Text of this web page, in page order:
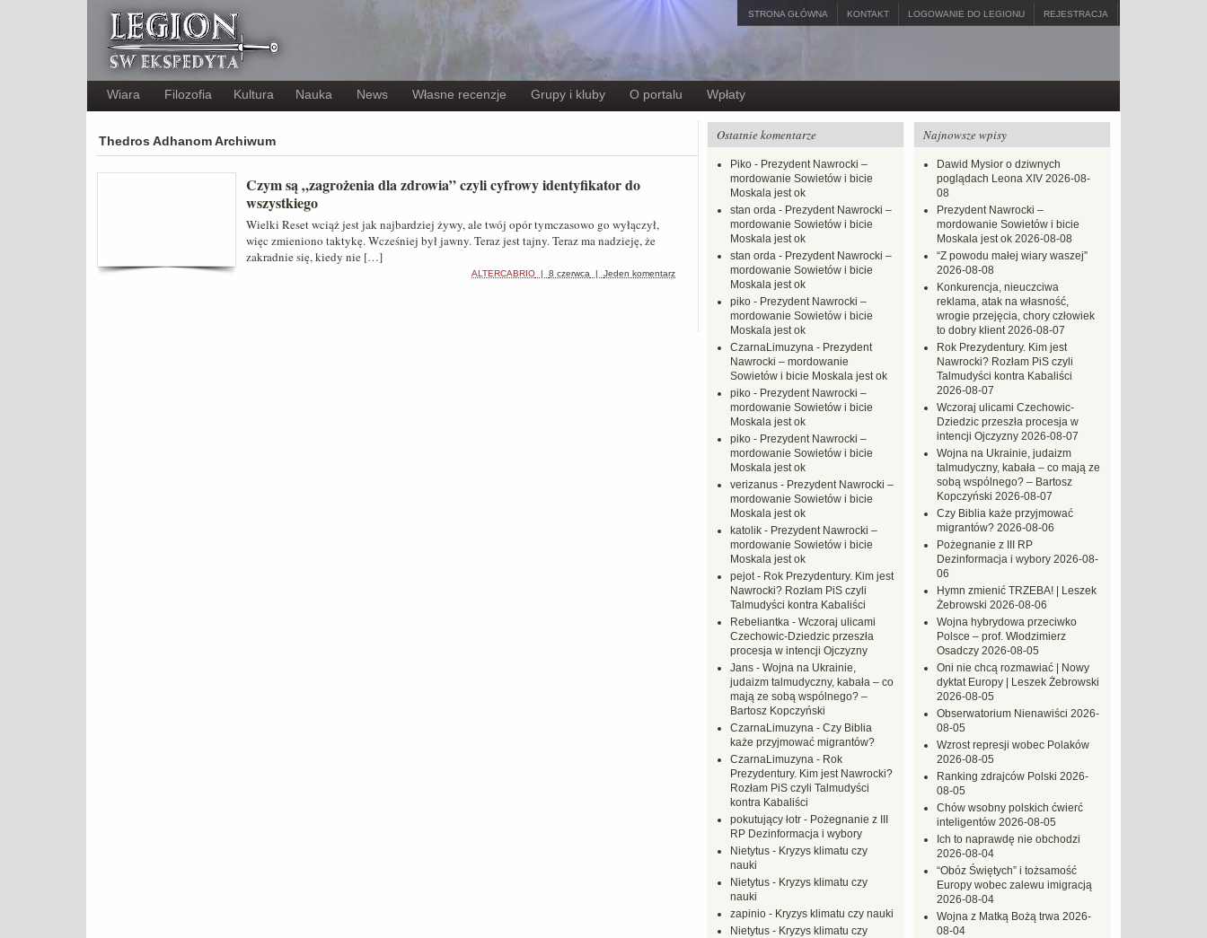
STRONA GŁÓWNA KONTAKT LOGOWANIE DO LEGIONU REJESTRACJA
Wiara Filozofia Kultura Nauka News Własne recenzje Grupy i kluby O portalu Wpłaty
Thedros Adhanom Archiwum
Czym są „zagrożenia dla zdrowia” czyli cyfrowy identyfikator do
wszystkiego
Wielki Reset wciąż jest jak najbardziej żywy, ale twój opór tymczasowo go wyłączył,
więc zmieniono taktykę. Wcześniej był jawny. Teraz jest tajny. Teraz ma nadzieję, że
zakradnie się, kiedy nie […]
ALTERCABRIO | 8 czerwca | Jeden komentarz
Najnowsze wpisy
Dawid Mysior o dziwnych
poglądach Leona XIV 2026-08-
08
Prezydent Nawrocki –
mordowanie Sowietów i bicie
Moskala jest ok 2026-08-08
“Z powodu małej wiary waszej”
2026-08-08
Konkurencja, nieuczciwa
reklama, atak na własność,
wrogie przejęcia, chory człowiek
to dobry klient 2026-08-07
Rok Prezydentury. Kim jest
Nawrocki? Rozłam PiS czyli
Talmudyści kontra Kabaliści
2026-08-07
Wczoraj ulicami Czechowic-
Dziedzic przeszła procesja w
intencji Ojczyzny 2026-08-07
Wojna na Ukrainie, judaizm
talmudyczny, kabała – co mają ze
sobą wspólnego? – Bartosz
Kopczyński 2026-08-07
Czy Biblia każe przyjmować
migrantów? 2026-08-06
Pożegnanie z III RP
Dezinformacja i wybory 2026-08-
06
Hymn zmienić TRZEBA! | Leszek
Żebrowski 2026-08-06
Wojna hybrydowa przeciwko
Polsce – prof. Włodzimierz
Osadczy 2026-08-05
Oni nie chcą rozmawiać | Nowy
dyktat Europy | Leszek Żebrowski
2026-08-05
Obserwatorium Nienawiści 2026-
08-05
Wzrost represji wobec Polaków
2026-08-05
Ranking zdrajców Polski 2026-
08-05
Chów wsobny polskich ćwierć
inteligentów 2026-08-05
Ich to naprawdę nie obchodzi
2026-08-04
“Obóz Świętych” i tożsamość
Europy wobec zalewu imigracją
2026-08-04
Wojna z Matką Bożą trwa 2026-
08-04
Ostatnie komentarze
Piko - Prezydent Nawrocki –
mordowanie Sowietów i bicie
Moskala jest ok
stan orda - Prezydent Nawrocki –
mordowanie Sowietów i bicie
Moskala jest ok
stan orda - Prezydent Nawrocki –
mordowanie Sowietów i bicie
Moskala jest ok
piko - Prezydent Nawrocki –
mordowanie Sowietów i bicie
Moskala jest ok
CzarnaLimuzyna - Prezydent
Nawrocki – mordowanie
Sowietów i bicie Moskala jest ok
piko - Prezydent Nawrocki –
mordowanie Sowietów i bicie
Moskala jest ok
piko - Prezydent Nawrocki –
mordowanie Sowietów i bicie
Moskala jest ok
verizanus - Prezydent Nawrocki –
mordowanie Sowietów i bicie
Moskala jest ok
katolik - Prezydent Nawrocki –
mordowanie Sowietów i bicie
Moskala jest ok
pejot- Rok Prezydentury. Kim jest
Nawrocki? Rozłam PiS czyli
Talmudyści kontra Kabaliści
Rebeliantka - Wczoraj ulicami
Czechowic-Dziedzic przeszła
procesja w intencji Ojczyzny
Jans - Wojna na Ukrainie,
judaizm talmudyczny, kabała – co
mają ze sobą wspólnego? –
Bartosz Kopczyński
CzarnaLimuzyna - Czy Biblia
każe przyjmować migrantów?
CzarnaLimuzyna - Rok
Prezydentury. Kim jest Nawrocki?
Rozłam PiS czyli Talmudyści
kontra Kabaliści
pokutujący łotr - Pożegnanie z III
RP Dezinformacja i wybory
Nietytus - Kryzys klimatu czy
nauki
Nietytus - Kryzys klimatu czy
nauki
zapinio - Kryzys klimatu czy nauki
Nietytus - Kryzys klimatu czy